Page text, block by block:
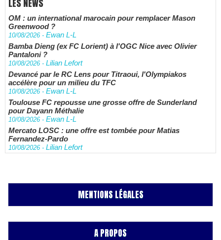
LES NEWS
OM : un international marocain pour remplacer Mason
Greenwood ?
10/08/2026 - Ewan L-L
Bamba Dieng (ex FC Lorient) à l'OGC Nice avec Olivier
Pantaloni ?
10/08/2026 - Lilian Lefort
Devancé par le RC Lens pour Titraoui, l'Olympiakos
accélère pour un milieu du TFC
10/08/2026 - Ewan L-L
Toulouse FC repousse une grosse offre de Sunderland
pour Dayann Méthalie
10/08/2026 - Ewan L-L
Mercato LOSC : une offre est tombée pour Matias
Fernandez-Pardo
10/08/2026 - Lilian Lefort
MENTIONS LÉGALES
A PROPOS